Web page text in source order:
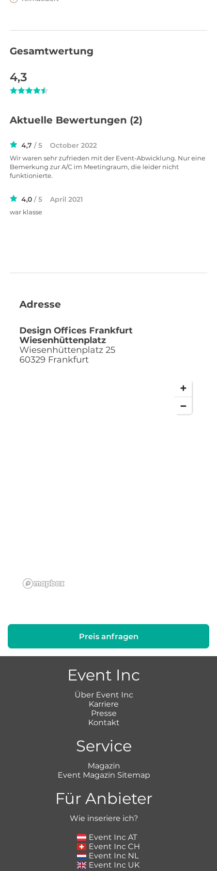
Gesamtwertung
4,3
Aktuelle Bewertungen (2)
4,7 / 5 October 2022
Wir waren sehr zufrieden mit der Event-Abwicklung. Nur eine
Bemerkung zur A/C im Meetingraum, die leider nicht
funktionierte.
4,0 / 5 April 2021
war klasse
Adresse
Design Offices Frankfurt
Wiesenhüttenplatz
Wiesenhüttenplatz 25
60329 Frankfurt
Preis anfragen
Event Inc
Über Event Inc
Karriere
Presse
Kontakt
Service
Magazin
Event Magazin Sitemap
Für Anbieter
Wie inseriere ich?
Event Inc AT
Event Inc CH
Event Inc NL
Event Inc UK